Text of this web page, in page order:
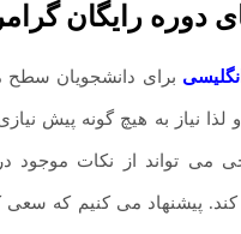
دوره رایگان گرامر
برای دانشجویان سطح
نیاز به هیچ گونه پیش
می تواند از نکات موجود
پیشنهاد می کنیم که سعی